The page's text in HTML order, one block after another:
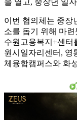
을 열고, 중장년 일
이번 협의체는 중장
소를 돕기 위해 마
수원고용복지+센터
원시일자리센터, 영
체융합캠퍼스와 화